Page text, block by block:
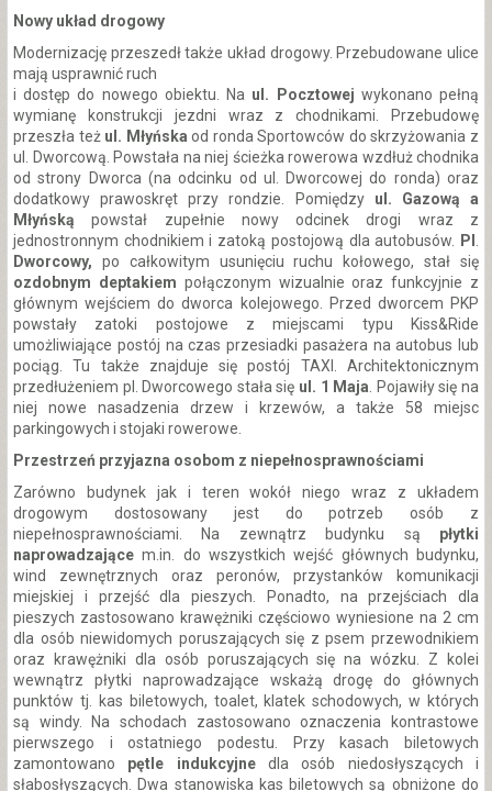
Nowy układ drogowy
Modernizację przeszedł także układ drogowy. Przebudowane ulice
mają usprawnić ruch
i dostęp do nowego obiektu. Na ul. Pocztowej wykonano pełną
wymianę konstrukcji jezdni wraz z chodnikami. Przebudowę
przeszła też ul. Młyńska od ronda Sportowców do skrzyżowania z
ul. Dworcową. Powstała na niej ścieżka rowerowa wzdłuż chodnika
od strony Dworca (na odcinku od ul. Dworcowej do ronda) oraz
dodatkowy prawoskręt przy rondzie. Pomiędzy ul. Gazową a
Młyńską powstał zupełnie nowy odcinek drogi wraz z
jednostronnym chodnikiem i zatoką postojową dla autobusów. Pl .
Dworcowy, po całkowitym usunięciu ruchu kołowego, stał się
ozdobnym deptakiem połączonym wizualnie oraz funkcyjnie z
głównym wejściem do dworca kolejowego. Przed dworcem PKP
powstały zatoki postojowe z miejscami typu Kiss&Ride
umożliwiające postój na czas przesiadki pasażera na autobus lub
pociąg. Tu także znajduje się postój TAXI. Architektonicznym
przedłużeniem pl. Dworcowego stała się ul. 1 Maja. Pojawiły się na
niej nowe nasadzenia drzew i krzewów, a także 58 miejsc
parkingowych i stojaki rowerowe.
Przestrzeń przyjazna osobom z niepełnosprawnościami
Zarówno budynek jak i teren wokół niego wraz z układem
drogowym dostosowany jest do potrzeb osób z
niepełnosprawnościami. Na zewnątrz budynku są płytki
naprowadzającem.in. do wszystkich wejść głównych budynku,
wind zewnętrznych oraz peronów, przystanków komunikacji
miejskiej i przejść dla pieszych. Ponadto, na przejściach dla
pieszych zastosowano krawężniki częściowo wyniesione na 2 cm
dla osób niewidomych poruszających się z psem przewodnikiem
oraz krawężniki dla osób poruszających się na wózku. Z kolei
wewnątrz płytki naprowadzające wskażą drogę do głównych
punktów tj. kas biletowych, toalet, klatek schodowych, w których
są windy. Na schodach zastosowano oznaczenia kontrastowe
pierwszego i ostatniego podestu. Przy kasach biletowych
zamontowano pętle indukcyjnedla osób niedosłyszących i
słabosłyszących. Dwa stanowiska kas biletowych są obniżone do